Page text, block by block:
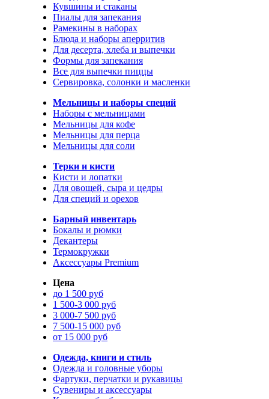
Кувшины и стаканы
Пиалы для запекания
Рамекины в наборах
Блюда и наборы аперритив
Для десерта, хлеба и выпечки
Формы для запекания
Все для выпечки пиццы
Сервировка, солонки и масленки
Мельницы и наборы специй
Наборы с мельницами
Мельницы для кофе
Мельницы для перца
Мельницы для соли
Терки и кисти
Кисти и лопатки
Для овощей, сыра и цедры
Для специй и орехов
Барный инвентарь
Бокалы и рюмки
Декантеры
Термокружки
Аксессуары Premium
Цена
до 1 500 руб
1 500-3 000 руб
3 000-7 500 руб
7 500-15 000 руб
от 15 000 руб
Одежда, книги и стиль
Одежда и головные уборы
Фартуки, перчатки и рукавицы
Сувениры и аксессуары